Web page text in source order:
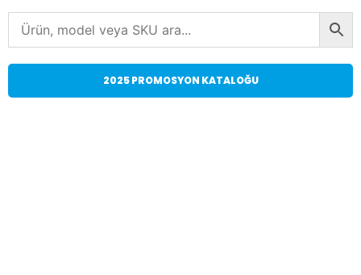
2025 PROMOSYON KATALOĞU